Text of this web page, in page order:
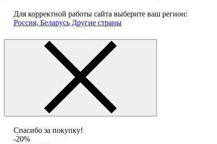
Для корректной работы сайта выберите ваш регион:
Россия, Беларусь Другие страны
Спасибо за покупку!
-20%